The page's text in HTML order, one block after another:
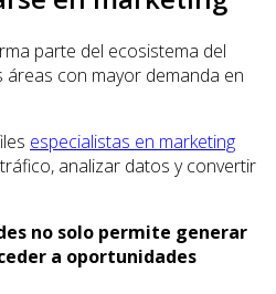
parte del ecosistema del
áreas con mayor demanda en
especialistas en marketing
analizar datos y convertir
no solo permite generar
a oportunidades